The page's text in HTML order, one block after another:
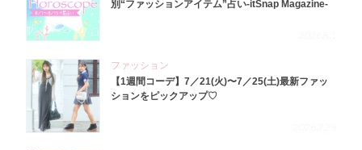
別“ファッションアイテム”占い-itSnap Magazine-
ファッション
【1週間コーデ】7／21(火)〜7／25(土)最新ファッ
ションをピックアップ♡